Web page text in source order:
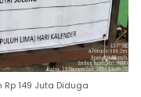
Rp 149 Juta Diduga